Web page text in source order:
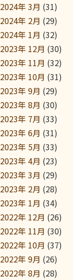
2024年 3月 (31)
2024年 2月 (29)
2024年 1月 (32)
2023年 12月 (30)
2023年 11月 (32)
2023年 10月 (31)
2023年 9月 (29)
2023年 8月 (30)
2023年 7月 (33)
2023年 6月 (31)
2023年 5月 (33)
2023年 4月 (23)
2023年 3月 (29)
2023年 2月 (28)
2023年 1月 (34)
2022年 12月 (26)
2022年 11月 (30)
2022年 10月 (37)
2022年 9月 (26)
2022年 8月 (28)